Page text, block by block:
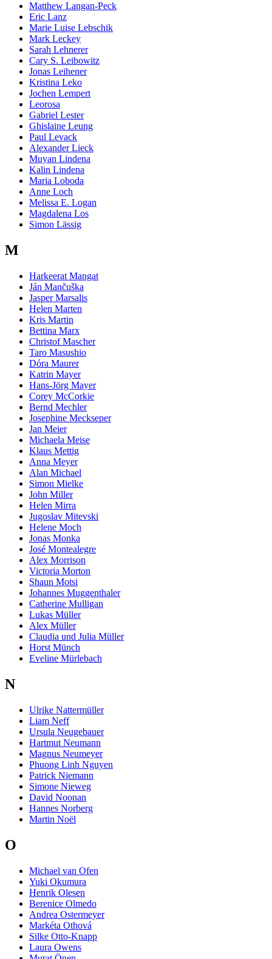
Matthew Langan-Peck
Eric Lanz
Marie Luise Lebschik
Mark Leckey
Sarah Lehnerer
Cary S. Leibowitz
Jonas Leihener
Kristina Leko
Jochen Lempert
Leorosa
Gabriel Lester
Ghislaine Leung
Paul Levack
Alexander Lieck
Muyan Lindena
Kalin Lindena
Maria Loboda
Anne Loch
Melissa E. Logan
Magdalena Los
Simon Lässig
M
Harkeerat Mangat
Ján Mančuška
Jasper Marsalis
Helen Marten
Kris Martin
Bettina Marx
Christof Mascher
Taro Masushio
Dóra Maurer
Katrin Mayer
Hans-Jörg Mayer
Corey McCorkie
Bernd Mechler
Josephine Meckseper
Jan Meier
Michaela Meise
Klaus Mettig
Anna Meyer
Alan Michael
Simon Mielke
John Miller
Helen Mirra
Jugoslav Mitevski
Helene Moch
Jonas Monka
José Montealegre
Alex Morrison
Victoria Morton
Shaun Motsi
Johannes Muggenthaler
Catherine Mulligan
Lukas Müller
Alex Müller
Claudia und Julia Müller
Horst Münch
Eveline Mürlebach
N
Ulrike Nattermüller
Liam Neff
Ursula Neugebauer
Hartmut Neumann
Magnus Neumeyer
Phuong Linh Nguyen
Patrick Niemann
Simone Nieweg
David Noonan
Hannes Norberg
Martin Noël
O
Michael van Ofen
Yuki Okumura
Henrik Olesen
Berenice Olmedo
Andrea Ostermeyer
Markéta Othová
Silke Otto-Knapp
Laura Owens